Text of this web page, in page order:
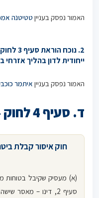
האמור נפסק בעניין טטיטנה
2.
ייחודית לדון בהליך אזרחי
האמור נפסק בעניין איתמר
ד. סעיף 4 לחוק – עונשין
חוק איסור קבלת
(א) מעסיק שקיבל בטוחות
סעיף 2, דינו – מאסר